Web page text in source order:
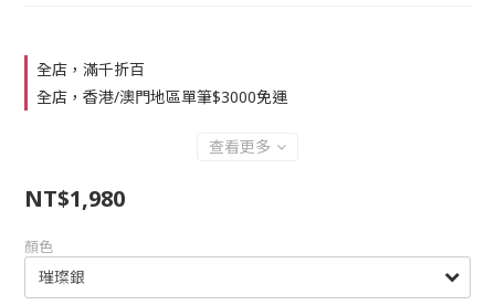
全店，滿千折百
全店，香港/澳門地區單筆$3000免運
查看更多
NT$1,980
顏色